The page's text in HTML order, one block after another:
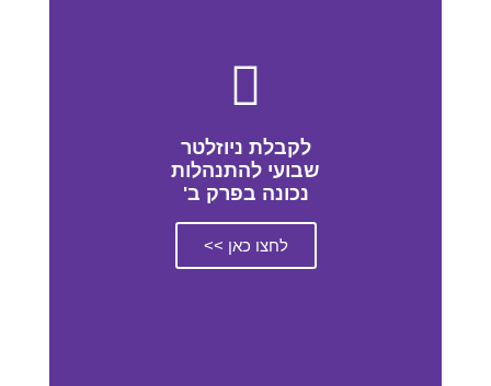
לקבלת ניוזלטר
שבועי להתנהלות
נכונה בפרק ב'
לחצו כאן >>